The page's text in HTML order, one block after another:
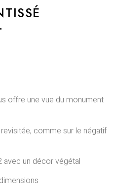
offre une vue du monument
comme sur le négatif
avec un décor végétal